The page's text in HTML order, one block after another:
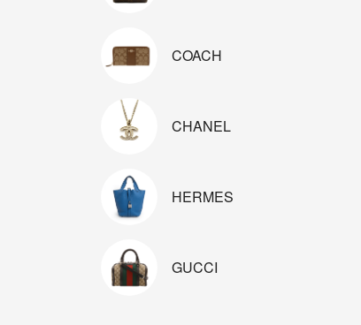
COACH
CHANEL
HERMES
GUCCI